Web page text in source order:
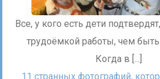
Все, у кого есть дети
трудоёмкой работы, чем
Когда в [...]
11 странных фотографий,